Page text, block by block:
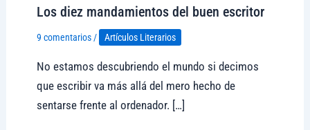
Los diez mandamientos del buen escritor
9 comentarios / Artículos Literarios
No estamos descubriendo el mundo si decimos
que escribir va más allá del mero hecho de
sentarse frente al ordenador. […]